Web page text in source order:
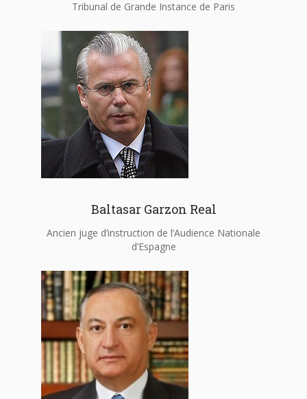
Tribunal de Grande Instance de Paris
Baltasar Garzon Real
Ancien juge d’instruction de l’Audience Nationale
d’Espagne